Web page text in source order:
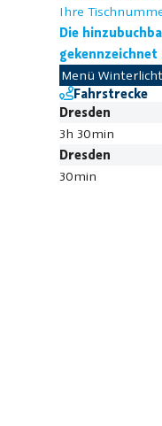
Ihre
Die
gekennzeichnet
Menü
Fahrstrecke
Dresden
3h 30min
Dresden
30min